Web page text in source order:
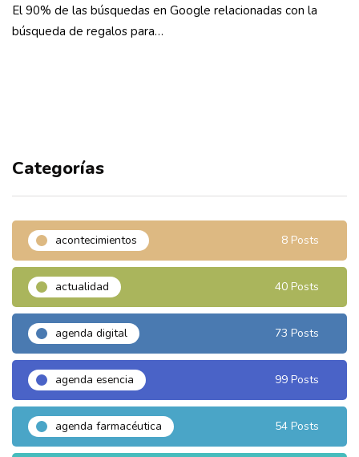
El 90% de las búsquedas en Google relacionadas con la
búsqueda de regalos para…
Categorías
acontecimientos 8 Posts
actualidad 40 Posts
agenda digital 73 Posts
agenda esencia 99 Posts
agenda farmacéutica 54 Posts